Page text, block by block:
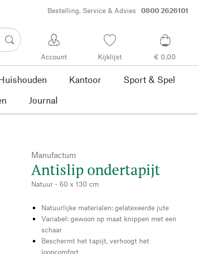
Bestelling, Service & Advies 0800 2626101
Account Kijklijst € 0,00
Kantoor
Sport & Spel
Journal
Manufactum
Antislip ondertapijt
Natuur - 60 x 130 cm
Natuurlijke materialen: gelatexeerde jute
Variabel: gewoon op maat knippen met een
schaar
Beschermt het tapijt, verhoogt het
loopcomfort